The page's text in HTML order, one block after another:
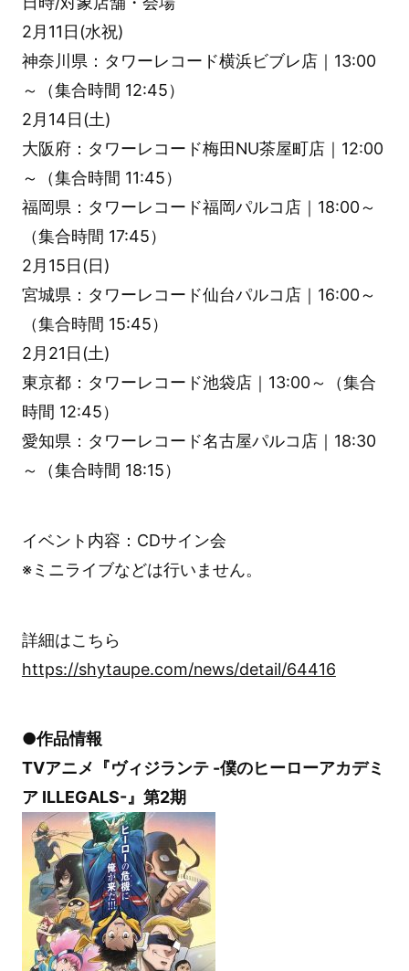
2月11日(水祝)
神奈川県：タワーレコード横浜ビブレ店｜13:00
～（集合時間 12:45）
2月14日(土)
大阪府：タワーレコード梅田NU茶屋町店｜12:00
～（集合時間 11:45）
福岡県：タワーレコード福岡パルコ店｜18:00～
（集合時間 17:45）
2月15日(日)
宮城県：タワーレコード仙台パルコ店｜16:00～
（集合時間 15:45）
2月21日(土)
東京都：タワーレコード池袋店｜13:00～（集合
時間 12:45）
愛知県：タワーレコード名古屋パルコ店｜18:30
～（集合時間 18:15）
イベント内容：CDサイン会
※ミニライブなどは行いません。
詳細はこちら
https://shytaupe.com/news/detail/64416
●作品情報
TVアニメ『ヴィジランテ -僕のヒーローアカデミ
ア ILLEGALS-』第2期